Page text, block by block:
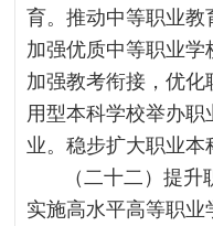
育。推动中等职业教
加强优质中等职业学
加强教考衔接，优
用型本科学校举办
业。稳步扩大职业本
（二十二）提
实施高水平高等职